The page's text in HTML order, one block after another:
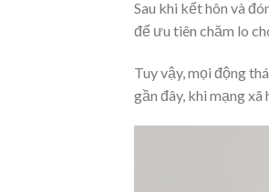
Sau khi kết hôn và
để ưu tiên chăm lo
Tuy vậy, mọi động
gần đây, khi mạng xã